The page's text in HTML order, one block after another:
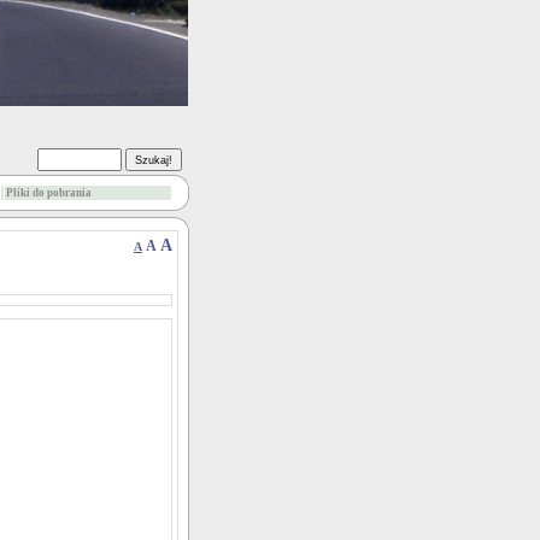
Pliki do pobrania
A A A